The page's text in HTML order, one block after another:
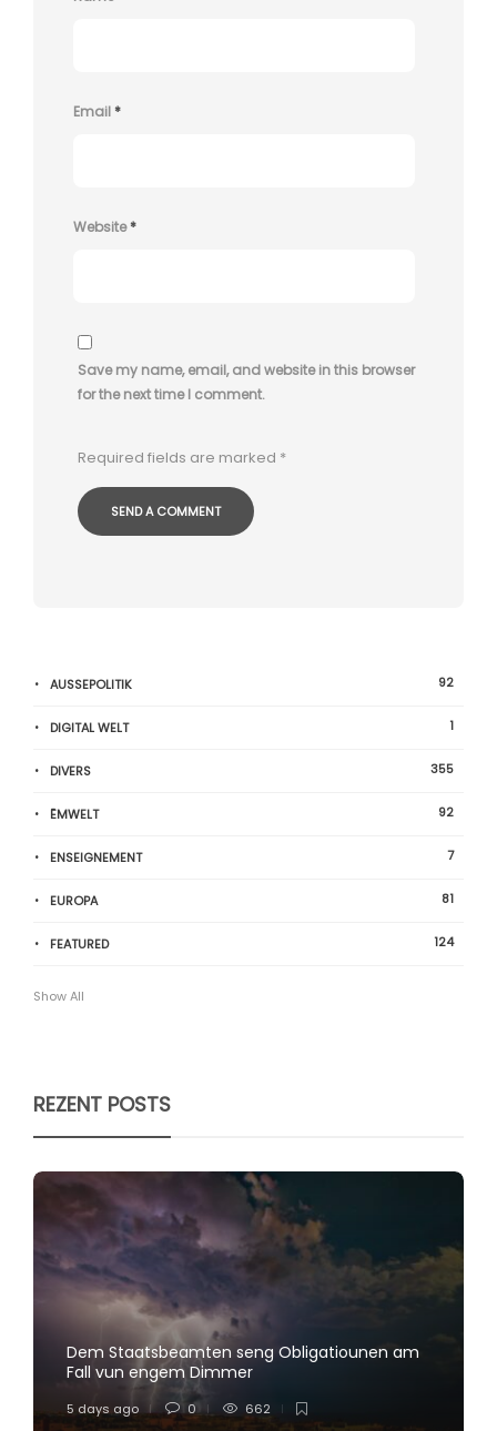
Email*
Website*
Save my name, email, and website in this browser
for the next time I comment.
Required fields are marked *
AUSSEPOLITIK 92
DIGITAL WELT 1
DIVERS 355
ËMWELT 92
ENSEIGNEMENT 7
EUROPA 81
FEATURED 124
Show All
REZENT POSTS
Dem Staatsbeamten seng Obligatiounen am
Fall vun engem Dimmer
5 days ago 0 662